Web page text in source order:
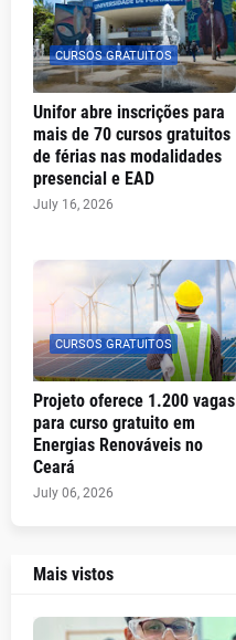
CURSOS GRATUITOS
Unifor abre inscrições para
mais de 70 cursos gratuitos
de férias nas modalidades
presencial e EAD
July 16, 2026
CURSOS GRATUITOS
Projeto oferece 1.200 vagas
para curso gratuito em
Energias Renováveis no
Ceará
July 06, 2026
Mais vistos